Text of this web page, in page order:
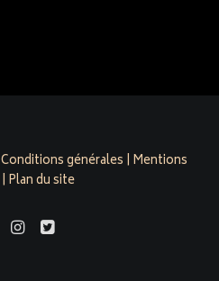
Conditions générales | Mentions
| Plan du site